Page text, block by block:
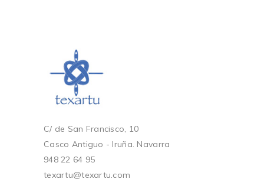
C/ de San Francisco, 10
Casco Antiguo - Iruña. Navarra
948 22 64 95
texartu@texartu.com